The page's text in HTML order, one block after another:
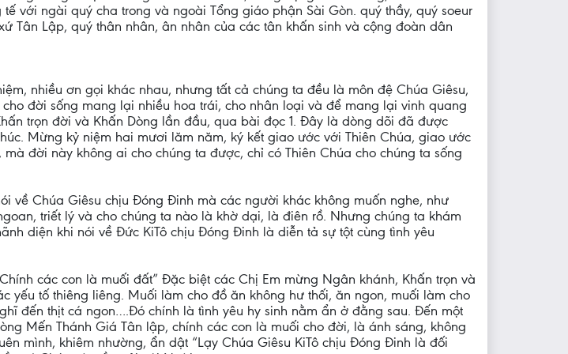
với ngài quý cha trong và ngoài Tổng giáo phận Sài Gòn. quý thầy, quý soeur
Tân Lập, quý thân nhân, ân nhân của các tân khấn sinh và cộng đoàn dân
nhiều ơn gọi khác nhau, nhưng tất cả chúng ta đều là môn đệ Chúa Giêsu,
đời sống mang lại nhiều hoa trái, cho nhân loại và để mang lại vinh quang
trọn đời và Khấn Dòng lần đầu, qua bài đọc 1. Đây là dòng dõi đã được
Mừng kỷ niệm hai mươi lăm năm, ký kết giao ước với Thiên Chúa, giao ước
đời này không ai cho chúng ta được, chỉ có Thiên Chúa cho chúng ta sống
về Chúa Giêsu chịu Đóng Đinh mà các người khác không muốn nghe, như
triết lý và cho chúng ta nào là khờ dại, là điên rồ. Nhưng chúng ta khám
diện khi nói về Đức KiTô chịu Đóng Đinh là diễn tả sự tột cùng tình yêu
các con là muối đất” Đặc biệt các Chị Em mừng Ngân khánh, Khấn trọn và
tố thiêng liêng. Muối làm cho đồ ăn không hư thối, ăn ngon, muối làm cho
đến thịt cá ngon….Đó chính là tình yêu hy sinh nằm ẩn ở đằng sau. Đến một
Mến Thánh Giá Tân lập, chính các con là muối cho đời, là ánh sáng, không
mình, khiêm nhường, ẩn dật “Lạy Chúa Giêsu KiTô chịu Đóng Đinh là đối